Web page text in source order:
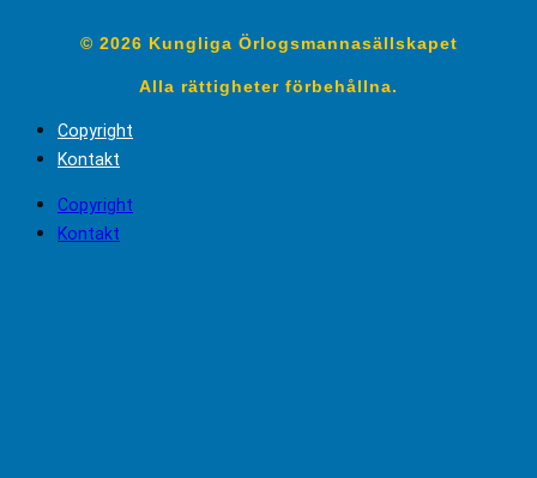
© 2026 Kungliga Örlogsmannasällskapet
Alla rättigheter förbehållna.
Copyright
Kontakt
Copyright
Kontakt